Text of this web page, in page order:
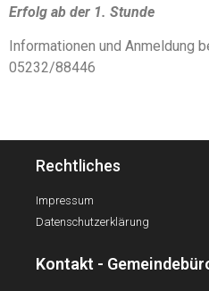
Erfolg ab der 1. Stunde
Informationen und Anmeldung
05232/88446
Kontakt -
Rechtliches
Impressum
Datenschutzerklärung